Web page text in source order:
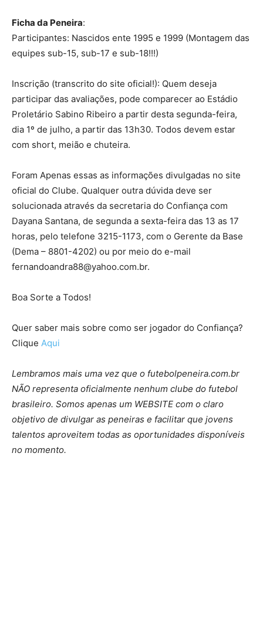
Ficha da Peneira:
Participantes: Nascidos ente 1995 e 1999 (Montagem das
equipes sub-15, sub-17 e sub-18!!!)
Inscrição (transcrito do site oficial!): Quem deseja
participar das avaliações, pode comparecer ao Estádio
Proletário Sabino Ribeiro a partir desta segunda-feira,
dia 1º de julho, a partir das 13h30. Todos devem estar
com short, meião e chuteira.
Foram Apenas essas as informações divulgadas no site
oficial do Clube. Qualquer outra dúvida deve ser
solucionada através da secretaria do Confiança com
Dayana Santana, de segunda a sexta-feira das 13 as 17
horas, pelo telefone 3215-1173, com o Gerente da Base
(Dema – 8801-4202) ou por meio do e-mail
fernandoandra88@yahoo.com.br.
Boa Sorte a Todos!
Quer saber mais sobre como ser jogador do Confiança?
Clique Aqui
Lembramos mais uma vez que o futebolpeneira.com.br
NÃO representa oficialmente nenhum clube do futebol
brasileiro. Somos apenas um WEBSITE com o claro
objetivo de divulgar as peneiras e facilitar que jovens
talentos aproveitem todas as oportunidades disponíveis
no momento.